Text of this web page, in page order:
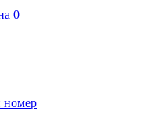
0
номер